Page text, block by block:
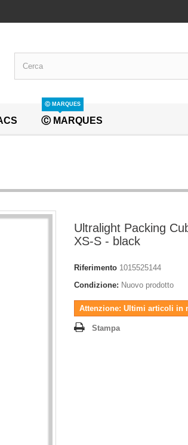
Ⓒ MARQUES
Ⓒ MARQUES
Ultralight Packing
XS-S - black
Riferimento 1015525144
Condizione: Nuovo prodotto
Attenzione: Ultimi articoli in
Stampa